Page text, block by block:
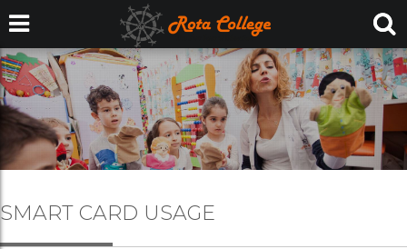
SMART CARD USAGE